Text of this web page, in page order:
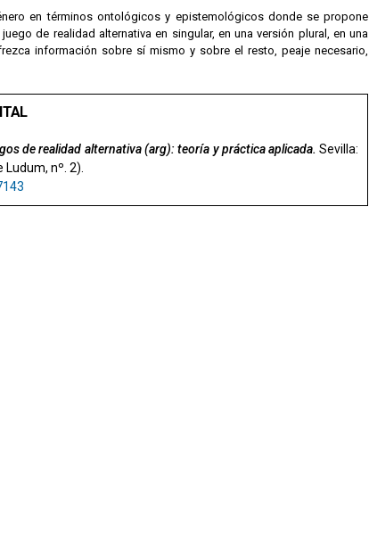
en términos ontológicos y epistemológicos donde se propone
de realidad alternativa en singular, en una versión plural, en una
información sobre sí mismo y sobre el resto, peaje necesario,
de realidad alternativa (arg): teoría y práctica aplicada.Sevilla:
nº. 2).